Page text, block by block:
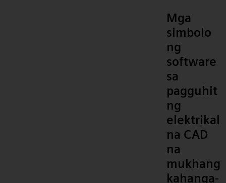
Mga
simbolo
ng
software
sa
pagguhit
ng
elektrikal
na CAD
na
mukhang
kahanga-